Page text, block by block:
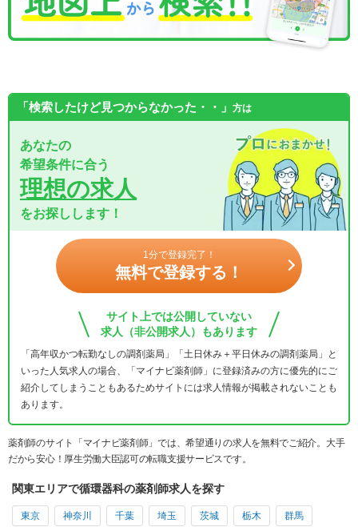
「検索したけど見つからなかった・・」 方は
あなたの
希望条件に合う
理想の求人
をお探しします！
1分で登録完了！
無料で登録する！
サイト上では公開していない
求人（非公開求人）もあります
「高年収かつ転勤なしの調剤薬局」「土日休み＋平日休みの調剤薬局」と
いった人気求人の場合、「マイナビ薬剤師」に登録済みの方に優先的にご
紹介してしまうこともあるためサイトには求人情報が掲載されないことも
あります。
薬剤師のサイト「マイナビ薬剤師」では、希望通りの求人を無料でご紹介。大手
だから安心！厚生労働大臣認可の転職支援サービスです。
関東エリアで循環器科の薬剤師求人を探す
東京 神奈川 千葉 埼玉 茨城 栃木 群馬